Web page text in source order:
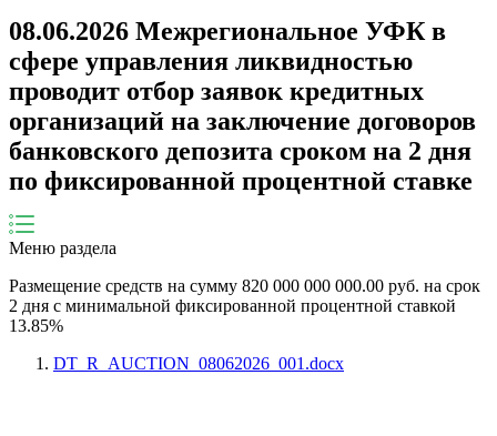
08.06.2026 Межрегиональное УФК в
сфере управления ликвидностью
проводит отбор заявок кредитных
организаций на заключение договоров
банковского депозита сроком на 2 дня
по фиксированной процентной ставке
Меню раздела
Размещение средств на сумму 820 000 000 000.00 руб. на срок
2 дня с минимальной фиксированной процентной ставкой
13.85%
DT_R_AUCTION_08062026_001.docx